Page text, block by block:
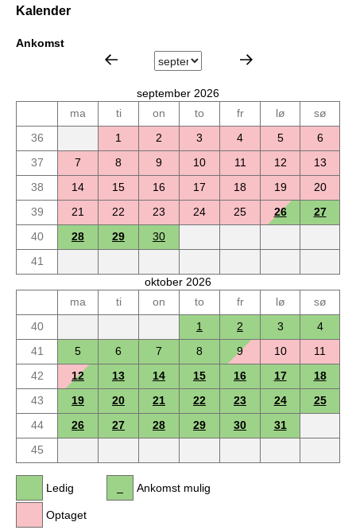
Kalender
Ankomst
september 2026
ma
ti on to fr lø
sø
36
1 2 3 4 5
6
37
7 8 9 10 11 12
13
38
14 15 16 17 18 19
20
39
21 22 23 24 25 26
27
40
28 29
30
41
oktober 2026
ma
ti on to fr lø
sø
40
1 2 3
4
41
5 6 7 8 9 10
11
42
12 13 14 15 16 17
18
43
19 20 21 22 23 24
25
44
26 27 28 29 30
31
45
Ledig
Optaget
Ankomst mulig